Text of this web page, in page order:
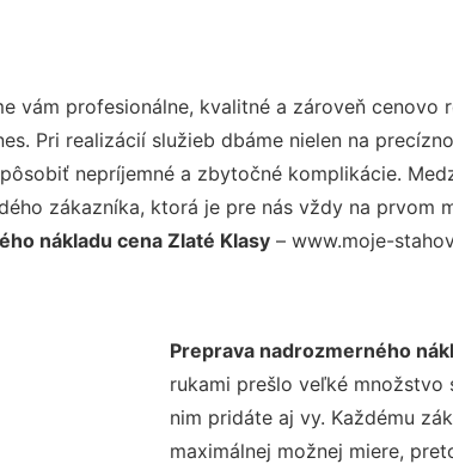
vám profesionálne, kvalitné a zároveň
Pri realizácií služieb dbáme nielen na
nepríjemné a zbytočné komplikácie.
zákazníka, ktorá je pre nás vždy na prvom
nákladu cena Zlaté Klasy – www.moje-
Preprava nadrozmerného
rukami prešlo veľké množstvo
nim pridáte aj vy. Každému
maximálnej možnej miere,